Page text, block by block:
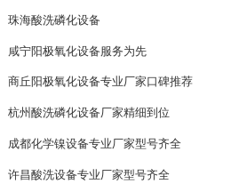
珠海酸洗磷化设备
咸宁阳极氧化设备服务为先
商丘阳极氧化设备专业厂家口碑推荐
杭州酸洗磷化设备厂家精细到位
成都化学镍设备专业厂家型号齐全
许昌酸洗设备专业厂家型号齐全